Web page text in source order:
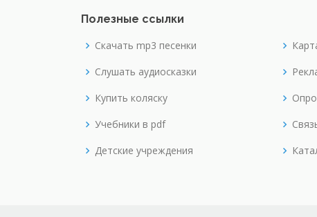
Полезные ссылки
Скачать mp3 песенки
Слушать аудиосказки
Купить коляску
Учебники в pdf
Детские учреждения